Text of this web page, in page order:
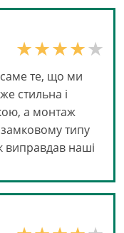
те, що ми
стильна і
а монтаж
типу
виправдав наші